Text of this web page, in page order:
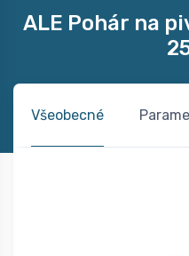
ALE Pohár na
Všeobecné